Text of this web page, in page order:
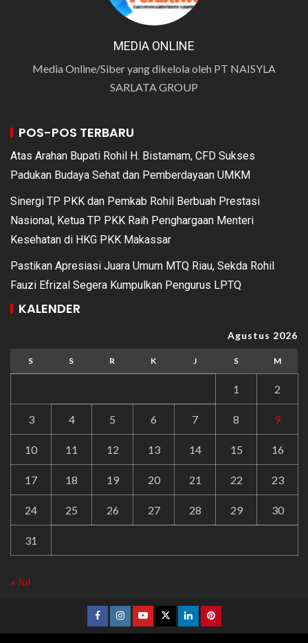
MEDIA ONLINE
Media Online/Siber yang dikelola oleh PT NAISYLA
SARLATA GROUP
POS-POS TERBARU
Atas Arahan Bupati Rohil H. Bistamam, CFD Sukses
Padukan Budaya Sehat dan Pemberdayaan UMKM
Sinergi TP PKK dan Pemkab Rohil Berbuah Prestasi
Nasional, Ketua TP PKK Raih Penghargaan Menteri
Kesehatan di HKG PKK Makassar
Pastikan Apresiasi Juara Umum MTQ Riau, Sekda Rohil
Fauzi Efrizal Segera Kumpulkan Pengurus LPTQ
KALENDER
Agustus 2026
S S R K J S M
1 2
3 4 5 6 7 8 9
10 11 12 13 14 15 16
17 18 19 20 21 22 23
24 25 26 27 28 29 30
31
« Jul